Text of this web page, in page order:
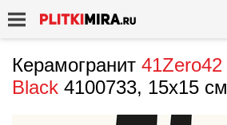
Керамогранит 41Zero42
Black 4100733, 15x15 см